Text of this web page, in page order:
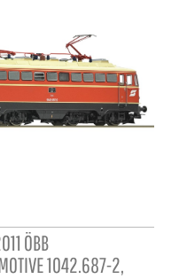
ÖBB
1042.687-2,